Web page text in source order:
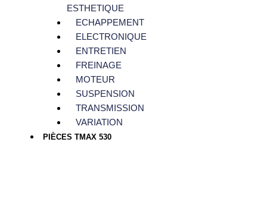
ESTHETIQUE
ECHAPPEMENT
ELECTRONIQUE
ENTRETIEN
FREINAGE
MOTEUR
SUSPENSION
TRANSMISSION
VARIATION
PIÈCES TMAX 530